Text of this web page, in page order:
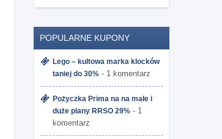
POPULARNE KUPONY
Lego – kultowa marka klocków
taniej do 30% - 1 komentarz
Pożyczka Prima na na małe i
duże plany RRSO 29% - 1
komentarz